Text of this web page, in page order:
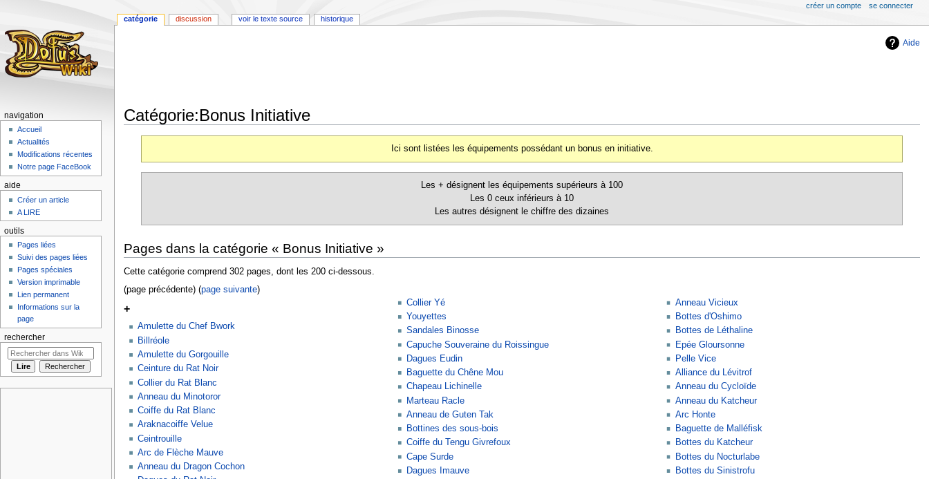
Aide
Catégorie:Bonus Initiative
Ici sont listées les équipements possédant un bonus en initiative.
Les + désignent les équipements supérieurs à 100
Les 0 ceux inférieurs à 10
Les autres désignent le chiffre des dizaines
Pages dans la catégorie « Bonus Initiative »
Cette catégorie comprend 302 pages, dont les 200 ci-dessous.
(page précédente) (page suivante)
+
Amulette du Chef Bwork
Billréole
Amulette du Gorgouille
Ceinture du Rat Noir
Collier du Rat Blanc
Anneau du Minotoror
Coiffe du Rat Blanc
Araknacoiffe Velue
Ceintrouille
Arc de Flèche Mauve
Anneau du Dragon Cochon
Collier Yé
Youyettes
Sandales Binosse
Capuche Souveraine du Roissingue
Dagues Eudin
Baguette du Chêne Mou
Chapeau Lichinelle
Marteau Racle
Anneau de Guten Tak
Bottines des sous-bois
Coiffe du Tengu Givrefoux
Cape Surde
Dagues Imauve
Anneau Vicieux
Bottes d'Oshimo
Bottes de Léthaline
Epée Gloursonne
Pelle Vice
Alliance du Lévitrof
Anneau du Cycloïde
Anneau du Katcheur
Arc Honte
Baguette de Malléfisk
Bottes du Katcheur
Bottes du Nocturlabe
Bottes du Sinistrofu
catégorie discussion voir le texte source historique
créer un compte se connecter
navigation
Accueil
Actualités
Modifications récentes
Notre page FaceBook
aide
Créer un article
A LIRE
outils
Pages liées
Suivi des pages liées
Pages spéciales
Version imprimable
Lien permanent
Informations sur la
page
rechercher